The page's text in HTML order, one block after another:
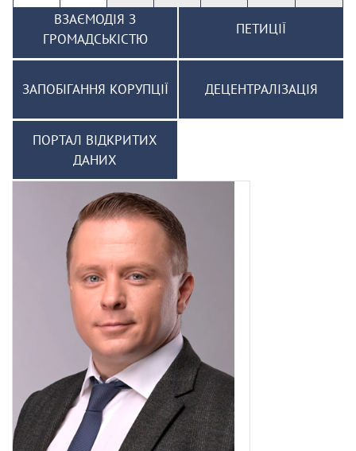
ВЗАЄМОДІЯ З
ГРОМАДСЬКІСТЮ
ПЕТИЦІЇ
ЗАПОБІГАННЯ КОРУПЦІЇ ДЕЦЕНТРАЛІЗАЦІЯ
ПОРТАЛ ВІДКРИТИХ
ДАНИХ